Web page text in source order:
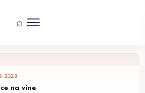
⌕
2023
na víne